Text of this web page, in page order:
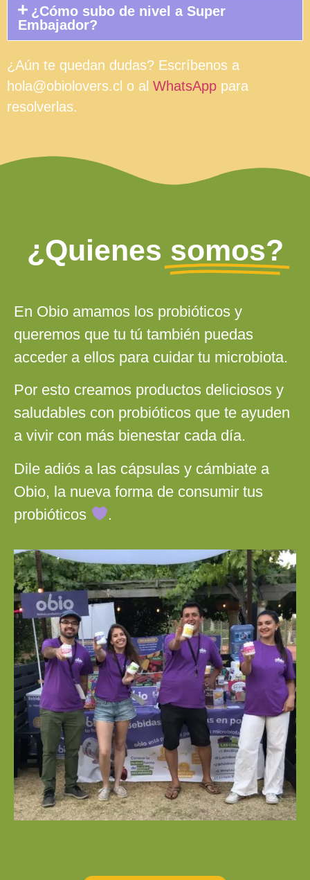
¿Cómo subo de nivel a Super
Embajador?
¿Aún te quedan dudas? Escríbenos a
hola@obiolovers.cl o al WhatsApp para
resolverlas.
¿Quienes somos?
En Obio amamos los probióticos y
queremos que tu tú también puedas
acceder a ellos para cuidar tu microbiota.
Por esto creamos productos deliciosos y
saludables con probióticos que te ayuden
a vivir con más bienestar cada día.
Dile adiós a las cápsulas y cámbiate a
Obio, la nueva forma de consumir tus
probióticos
.